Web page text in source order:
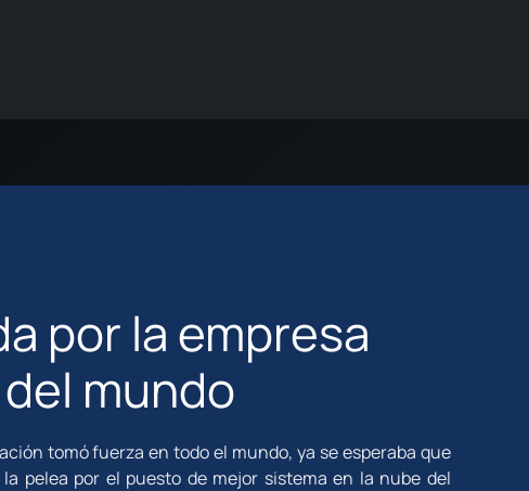
por la empresa
mundo
tomó fuerza en todo el mundo, ya se esperaba que
pelea por el puesto de mejor sistema en la nube del